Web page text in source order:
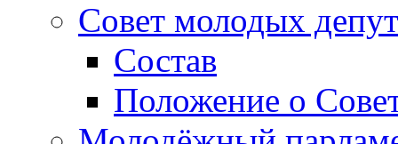
Совет молодых
Состав
Положение о